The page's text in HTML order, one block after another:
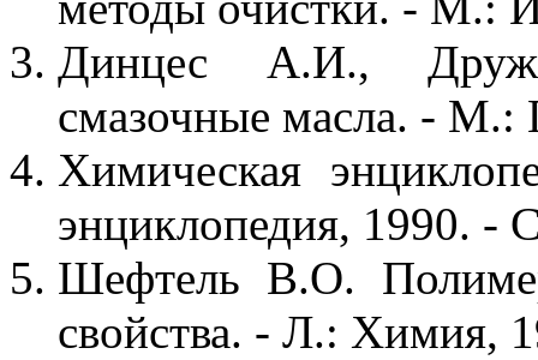
Динцес А.И.,
смазочные масла. -
Химическая
энциклопедия, 1990. -
Шефтель В.О.
свойства. - Л.: Химия,